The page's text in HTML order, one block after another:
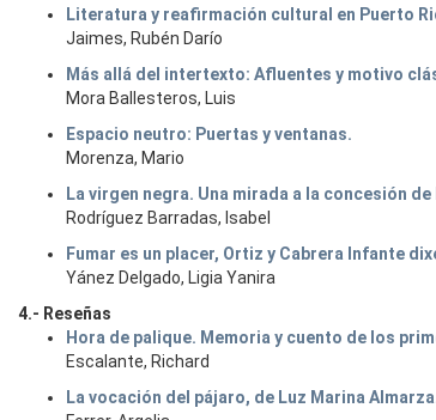
Literatura y reafirmación cultural en Puerto
Jaimes, Rubén Darío
Más allá del intertexto: Afluentes y motivo
Mora Ballesteros, Luis
Espacio neutro: Puertas y ventanas.
Morenza, Mario
La virgen negra. Una mirada a la concesión
Rodríguez Barradas, Isabel
Fumar es un placer, Ortiz y Cabrera Infante
Yánez Delgado, Ligia Yanira
4.- Reseñas
Hora de palique. Memoria y cuento de los
Escalante, Richard
La vocación del pájaro, de Luz Marina